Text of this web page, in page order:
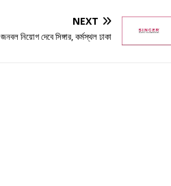
NEXT
জনবল নিয়োগ দেবে সিঙ্গার, কর্মস্থল ঢাকা